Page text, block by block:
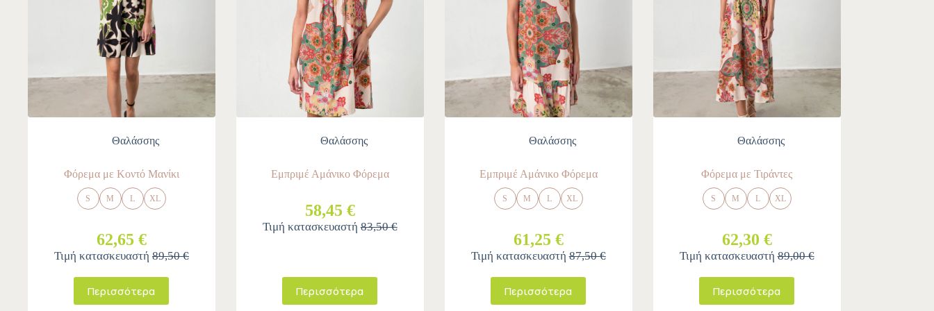
Θαλάσσης
Φόρεμα με Κοντό Μανίκι
S M L XL
62,65 €
Τιμή κατασκευαστή 89,50 €
Περισσότερα
Θαλάσσης
Εμπριμέ Αμάνικο Φόρεμα
58,45 €
Τιμή κατασκευαστή83,50 €
Περισσότερα
Θαλάσσης
Εμπριμέ Αμάνικο Φόρεμα
S M L XL
61,25 €
Τιμή κατασκευαστή87,50 €
Περισσότερα
Θαλάσσης
Φόρεμα με Τιράντες
S M L XL
62,30 €
Τιμή κατασκευαστή89,00 €
Περισσότερα